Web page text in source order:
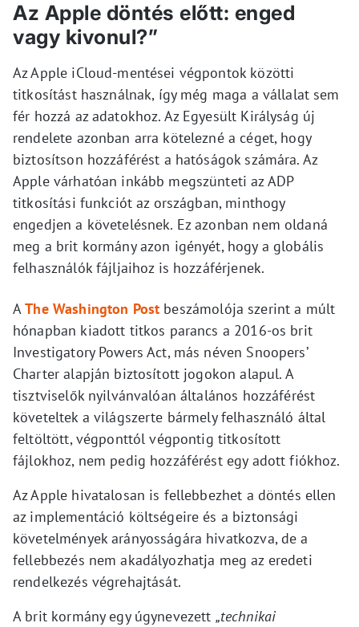
Az Apple döntés előtt: enged
vagy kivonul?”
Az Apple iCloud-mentései végpontok közötti
titkosítást használnak, így még maga a vállalat sem
fér hozzá az adatokhoz. Az Egyesült Királyság új
rendelete azonban arra kötelezné a céget, hogy
biztosítson hozzáférést a hatóságok számára. Az
Apple várhatóan inkább megszünteti az ADP
titkosítási funkciót az országban, minthogy
engedjen a követelésnek. Ez azonban nem oldaná
meg a brit kormány azon igényét, hogy a globális
felhasználók fájljaihoz is hozzáférjenek.
AThe Washington Post beszámolója szerint a múlt
hónapban kiadott titkos parancs a 2016-os brit
Investigatory Powers Act, más néven Snoopers’
Charter alapján biztosított jogokon alapul. A
tisztviselők nyilvánvalóan általános hozzáférést
követeltek a világszerte bármely felhasználó által
feltöltött, végponttól végpontig titkosított
fájlokhoz, nem pedig hozzáférést egy adott fiókhoz.
Az Apple hivatalosan is fellebbezhet a döntés ellen
az implementáció költségeire és a biztonsági
követelmények arányosságára hivatkozva, de a
fellebbezés nem akadályozhatja meg az eredeti
rendelkezés végrehajtását.
A brit kormány egy úgynevezett „technikai